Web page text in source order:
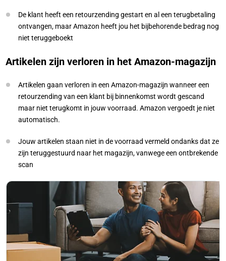
De klant heeft een retourzending gestart en al een terugbetaling
ontvangen, maar Amazon heeft jou het bijbehorende bedrag nog
niet teruggeboekt
Artikelen zijn verloren in het Amazon-magazijn
Artikelen gaan verloren in een Amazon-magazijn wanneer een
retourzending van een klant bij binnenkomst wordt gescand
maar niet terugkomt in jouw voorraad. Amazon vergoedt je niet
automatisch.
Jouw artikelen staan niet in de voorraad vermeld ondanks dat ze
zijn teruggestuurd naar het magazijn, vanwege een ontbrekende
scan